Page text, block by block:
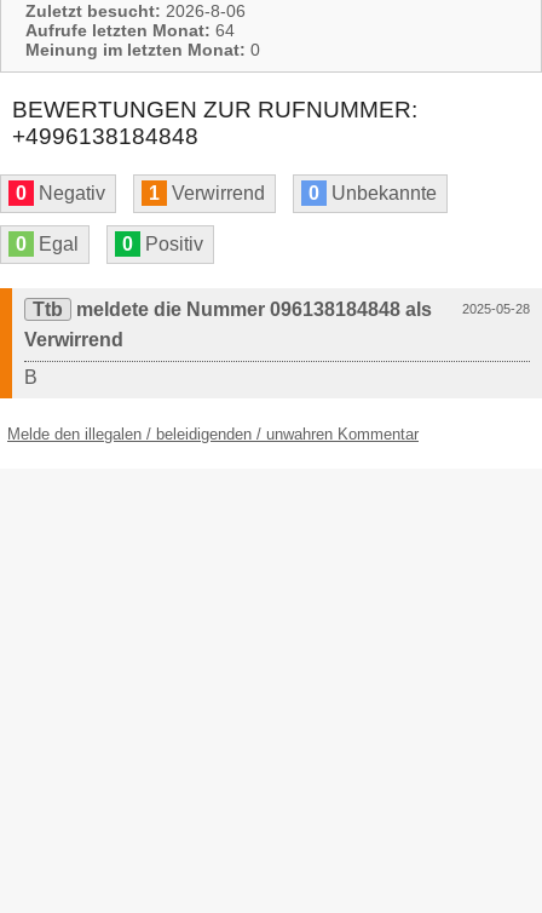
Zuletzt besucht: 2026-8-06
Aufrufe letzten Monat: 64
Meinung im letzten Monat: 0
BEWERTUNGEN ZUR RUFNUMMER:
+4996138184848
0 Negativ 1 Verwirrend 0 Unbekannte
0 Egal 0 Positiv
2025-05-28
Ttb
meldete die Nummer 096138184848 als
Verwirrend
B
Melde den illegalen / beleidigenden / unwahren Kommentar